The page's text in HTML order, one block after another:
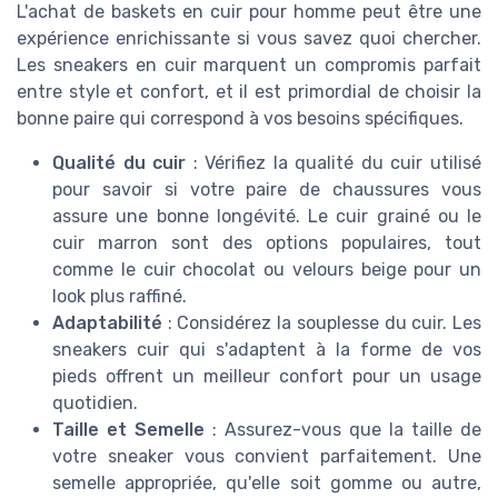
L'achat de baskets en cuir pour homme peut être une
expérience enrichissante si vous savez quoi chercher.
Les sneakers en cuir marquent un compromis parfait
entre style et confort, et il est primordial de choisir la
bonne paire qui correspond à vos besoins spécifiques.
Qualité du cuir : Vérifiez la qualité du cuir utilisé
pour savoir si votre paire de chaussures vous
assure une bonne longévité. Le cuir grainé ou le
cuir marron sont des options populaires, tout
comme le cuir chocolat ou velours beige pour un
look plus raffiné.
Adaptabilité : Considérez la souplesse du cuir. Les
sneakers cuir qui s'adaptent à la forme de vos
pieds offrent un meilleur confort pour un usage
quotidien.
Taille et Semelle : Assurez-vous que la taille de
votre sneaker vous convient parfaitement. Une
semelle appropriée, qu'elle soit gomme ou autre,